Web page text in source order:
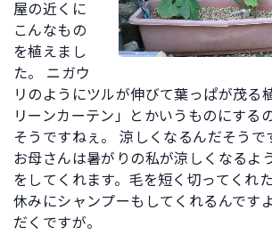
屋の近くに
こんなもの
を植えまし
た。 ニガウ
リのようにツルが伸びて葉っぱが茂る
リーンカーテン」とかいうものにする
そうですねぇ。 涼しくなるんだそうで
お母さんは暑がりの私が涼しくなるよ
をしてくれます。毛を短く切ってくれ
休みにシャンプーもしてくれるんです
だくですが。